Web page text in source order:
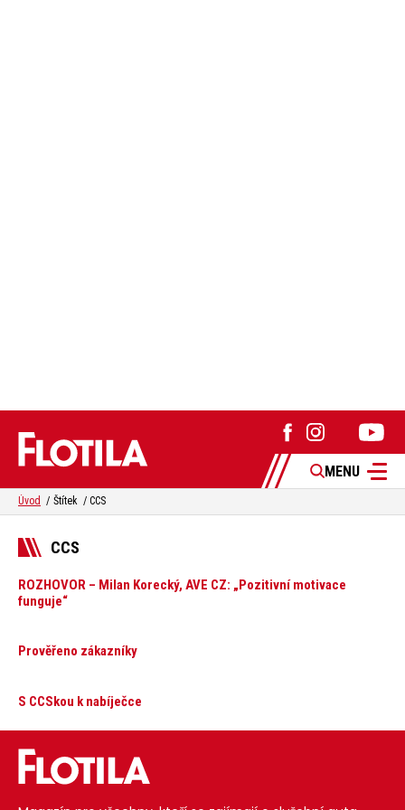
MENU
Úvod Štítek CCS
CCS
ROZHOVOR – Milan Korecký, AVE CZ: „Pozitivní motivace
funguje“
Prověřeno zákazníky
S CCSkou k nabíječce